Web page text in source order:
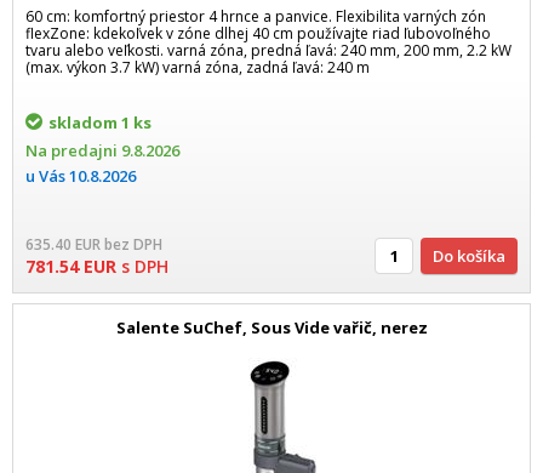
60 cm: komfortný priestor 4 hrnce a panvice. Flexibilita varných zón
flexZone: kdekoľvek v zóne dlhej 40 cm používajte riad ľubovoľného
tvaru alebo veľkosti. varná zóna, predná ľavá: 240 mm, 200 mm, 2.2 kW
(max. výkon 3.7 kW) varná zóna, zadná ľavá: 240 m
skladom 1 ks
Na predajni 9.8.2026
u Vás10.8.2026
635.40 EURbez DPH
781.54EUR s DPH Do košíka
Salente SuChef, Sous Vide vařič, nerez